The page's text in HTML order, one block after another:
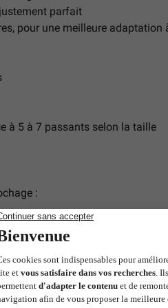
parfait
pour une meilleure adaptation
à 5 à 7 passants selon la taille
:
pour lesambulanciers,